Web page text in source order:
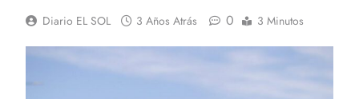
Diario EL SOL 3 Años Atrás 0 3 Minutos